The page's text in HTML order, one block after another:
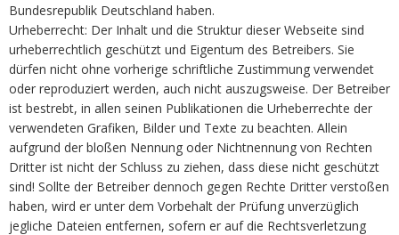
Bundesrepublik Deutschland haben.
Urheberrecht: Der Inhalt und die Struktur dieser Webseite sind
urheberrechtlich geschützt und Eigentum des Betreibers. Sie
dürfen nicht ohne vorherige schriftliche Zustimmung verwendet
oder reproduziert werden, auch nicht auszugsweise. Der Betreiber
ist bestrebt, in allen seinen Publikationen die Urheberrechte der
verwendeten Grafiken, Bilder und Texte zu beachten. Allein
aufgrund der bloßen Nennung oder Nichtnennung von Rechten
Dritter ist nicht der Schluss zu ziehen, dass diese nicht geschützt
sind! Sollte der Betreiber dennoch gegen Rechte Dritter verstoßen
haben, wird er unter dem Vorbehalt der Prüfung unverzüglich
jegliche Dateien entfernen, sofern er auf die Rechtsverletzung